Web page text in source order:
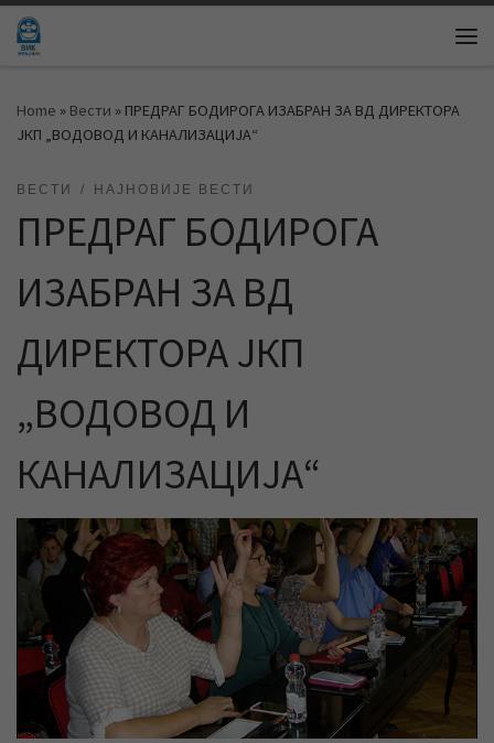
Skip to content
Home » Вести » ПРЕДРАГ БОДИРОГА ИЗАБРАН ЗА ВД ДИРЕКТОРА
ЈКП „ВОДОВОД И КАНАЛИЗАЦИЈА“
ВЕСТИ НАЈНОВИЈЕ ВЕСТИ
ПРЕДРАГ БОДИРОГА
ИЗАБРАН ЗА ВД
ДИРЕКТОРА ЈКП
„ВОДОВОД И
КАНАЛИЗАЦИЈА“